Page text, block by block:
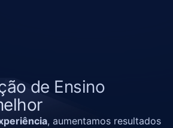
de Ensino
, aumentamos resultados